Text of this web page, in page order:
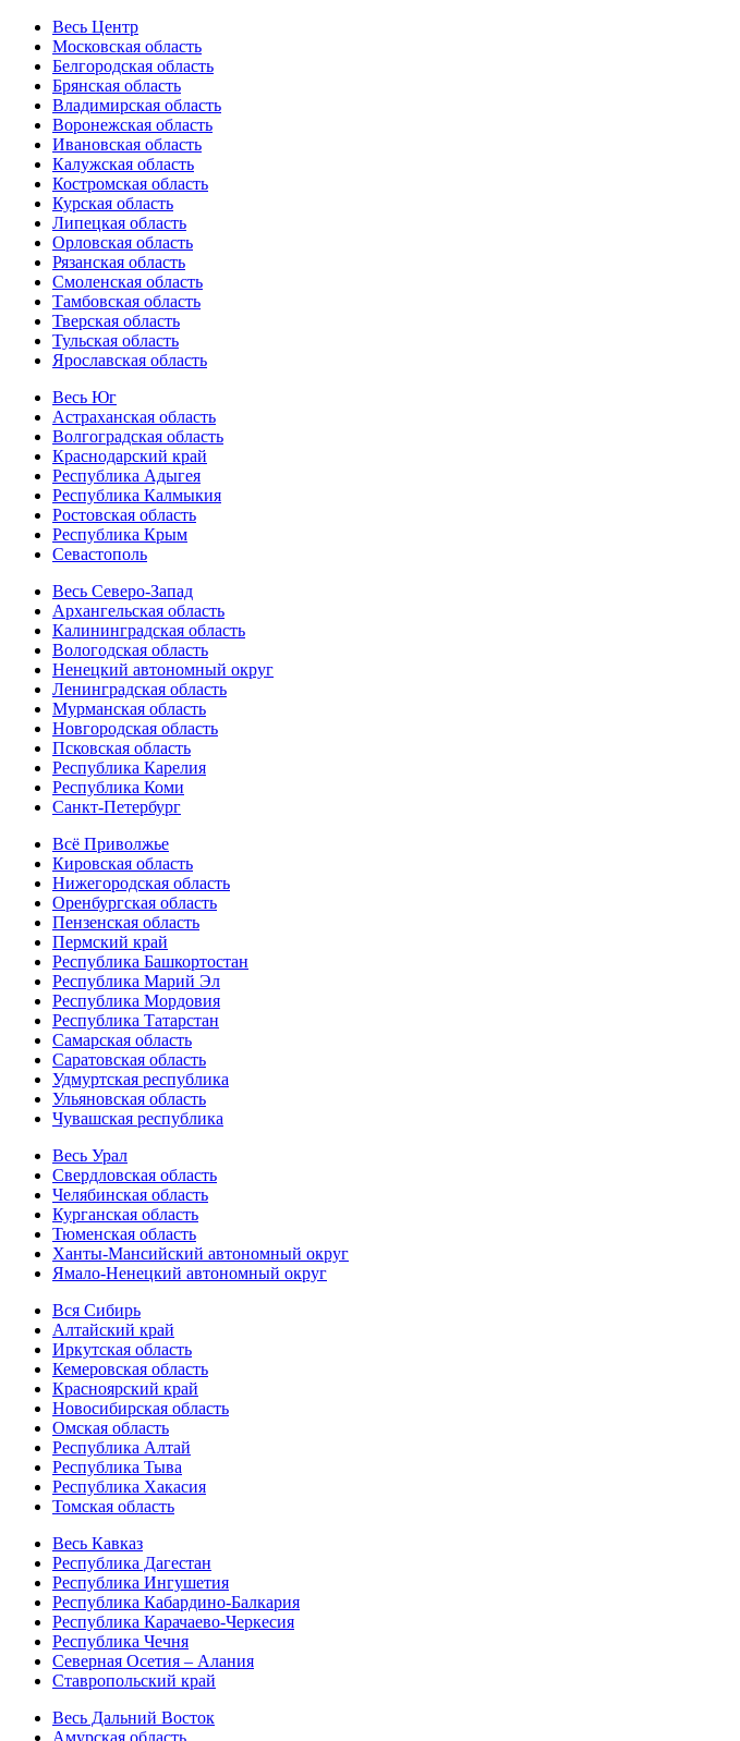
Весь Центр
Московская область
Белгородская область
Брянская область
Владимирская область
Воронежская область
Ивановская область
Калужская область
Костромская область
Курская область
Липецкая область
Орловская область
Рязанская область
Смоленская область
Тамбовская область
Тверская область
Тульская область
Ярославская область
Весь Юг
Астраханская область
Волгоградская область
Краснодарский край
Республика Адыгея
Республика Калмыкия
Ростовская область
Республика Крым
Севастополь
Весь Северо-Запад
Архангельская область
Калининградская область
Вологодская область
Ненецкий автономный округ
Ленинградская область
Мурманская область
Новгородская область
Псковская область
Республика Карелия
Республика Коми
Санкт-Петербург
Всё Приволжье
Кировская область
Нижегородская область
Оренбургская область
Пензенская область
Пермский край
Республика Башкортостан
Республика Марий Эл
Республика Мордовия
Республика Татарстан
Самарская область
Саратовская область
Удмуртская республика
Ульяновская область
Чувашская республика
Весь Урал
Свердловская область
Челябинская область
Курганская область
Тюменская область
Ханты-Мансийский автономный округ
Ямало-Ненецкий автономный округ
Вся Сибирь
Алтайский край
Иркутская область
Кемеровская область
Красноярский край
Новосибирская область
Омская область
Республика Алтай
Республика Тыва
Республика Хакасия
Томская область
Весь Кавказ
Республика Дагестан
Республика Ингушетия
Республика Кабардино-Балкария
Республика Карачаево-Черкесия
Республика Чечня
Северная Осетия – Алания
Ставропольский край
Весь Дальний Восток
Амурская область